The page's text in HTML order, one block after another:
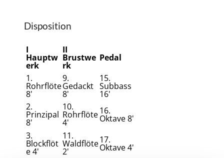
Disposition
I
Hauptw
erk
II
Brustwe
rk
Pedal
1.
Rohrflöte
8'
9.
Gedackt
8'
15.
Subbass
16'
2.
Prinzipal
8'
10.
Rohrflöte
4'
16.
Oktave 8'
3.
Blockflöt
e 4'
11.
Waldflöte
2'
17.
Oktave 4'